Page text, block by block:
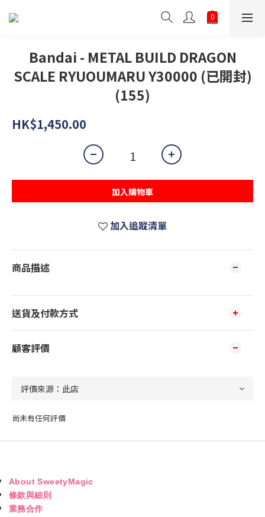
Bandai - METAL BUILD DRAGON
SCALE RYUOUMARU Y30000 (已開封)
(155)
HK$1,450.00
加入購物車
加入追蹤清單
商品描述
送貨及付款方式
顧客評價
尚未有任何評價
About SweetyMagic
條款與細則
業務合作